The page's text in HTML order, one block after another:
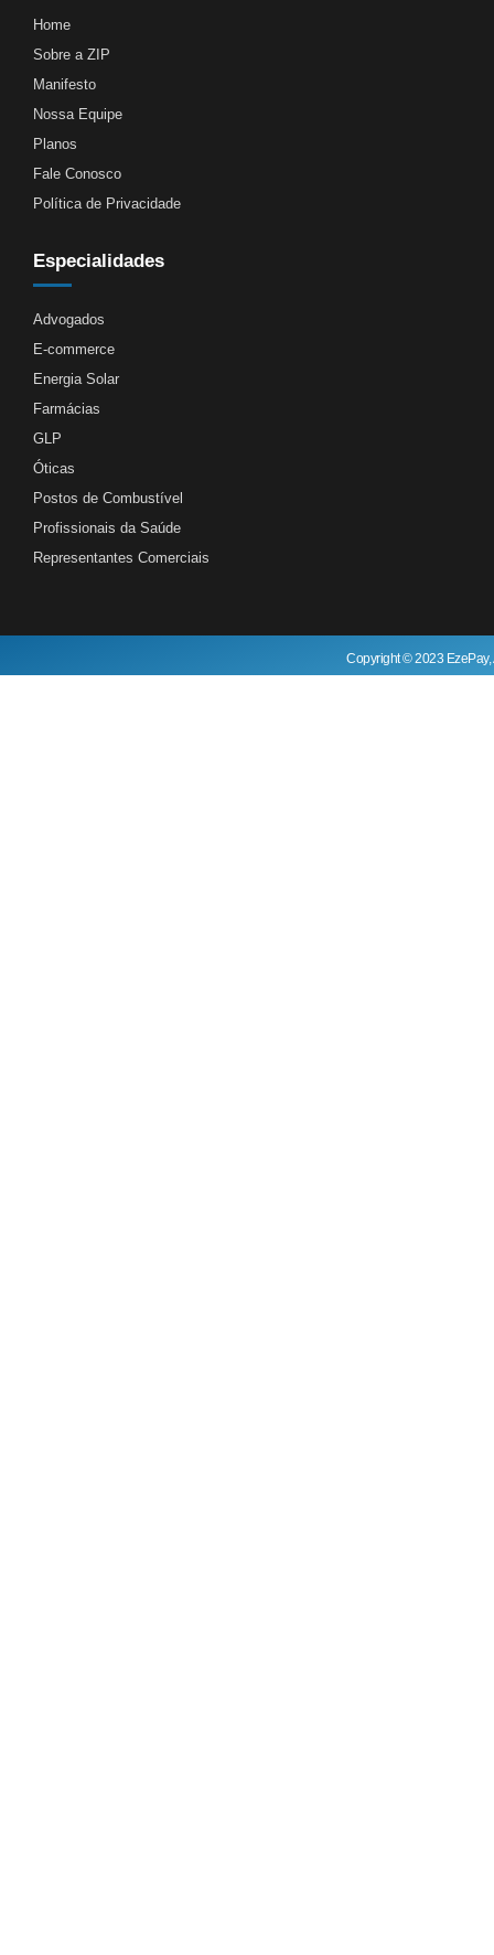
Home
Sobre a ZIP
Manifesto
Nossa Equipe
Planos
Fale Conosco
Política de Privacidade
Especialidades
Advogados
E-commerce
Energia Solar
Farmácias
GLP
Óticas
Postos de Combustível
Profissionais da Saúde
Representantes Comerciais
Copyright © 2023